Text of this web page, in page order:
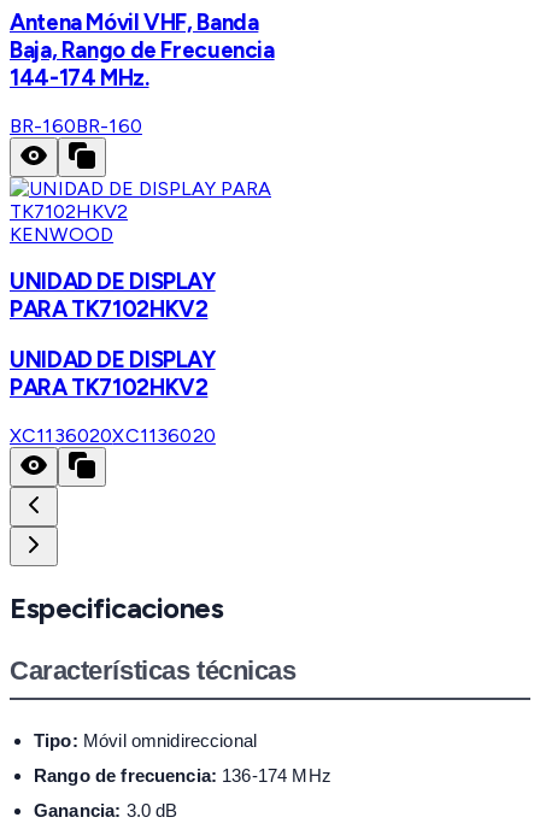
Antena Móvil VHF, Banda
Baja, Rango de Frecuencia
144-174 MHz.
BR-160BR-160
KENWOOD
UNIDAD DE DISPLAY
PARA TK7102HKV2
UNIDAD DE DISPLAY
PARA TK7102HKV2
XC1136020XC1136020
Especificaciones
Características técnicas
Tipo: Móvil omnidireccional
Rango de frecuencia: 136-174 MHz
Ganancia: 3.0 dB